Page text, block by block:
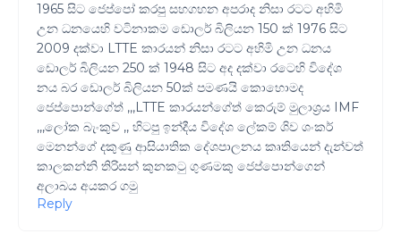
1965 සිට ජෙප්පෝ කරපු සහගහන අපරාද නිසා රටට අහිමි
උන ධනයෙහි වටිනාකම ඩොලර් බිලියන 150 ක් 1976 සිට
2009 දක්වා LTTE කාරයන් නිසා රටට අහිමි උන ධනය
ඩොලර් බිලියන 250 ක් 1948 සිට අද දක්වා රටෙහි විදේශ
නය බර ඩොලර් බිලියන 50ක් පමණයි කොහොමද
ජෙප්පොන්ගේත් ,,,LTTE කාරයන්ගේත් කෙරුම් මුලාශ්‍රය IMF
,,,ලෝක බැංකුව ,, හිටපු ඉන්දීය විදේශ ලේකම් ශිව ශංකර්
මෙනන්ගේ දකුණු ආසියාතික දේශපාලනය කෘතියෙන් දැන්වත්
කාලකන්නි තිරිසන් කුනකටු ගුණමකු ජෙප්පොන්ගෙන්
අලාබය අයකර ගමු
Reply